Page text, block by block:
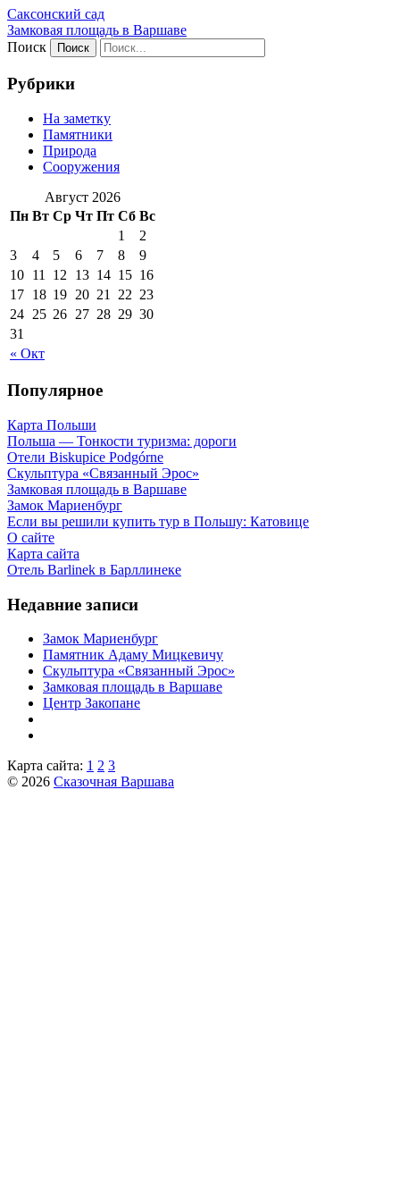
Саксонский сад
Замковая площадь в Варшаве
Поиск
Рубрики
На заметку
Памятники
Природа
Сооружения
Август 2026
Пн Вт Ср Чт Пт Сб Вс
« Окт
1
2
3
4 5 6 7 8
9
10 11 12 13 14 15 16
17 18 19 20 21 22 23
24 25 26 27 28 29 30
31
Популярное
Карта Польши
Польша — Тонкости туризма: дороги
Отели Biskupice Podgórne
Скульптура «Связанный Эрос»
Замковая площадь в Варшаве
Замок Мариенбург
Если вы решили купить тур в Польшу: Катовице
О сайте
Карта сайта
Отель Barlinek в Барллинеке
Недавние записи
Замок Мариенбург
Памятник Адаму Мицкевичу
Скульптура «Связанный Эрос»
Замковая площадь в Варшаве
Центр Закопане
Карта сайта: 1 2 3
© 2026 Сказочная Варшава